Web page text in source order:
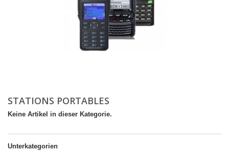
STATIONS PORTABLES
Keine Artikel in dieser Kategorie.
Unterkategorien